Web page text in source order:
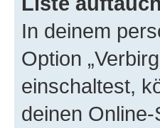
In deinem
Option
einschaltest,
deinen